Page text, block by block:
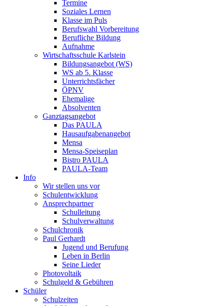
Termine
Soziales Lernen
Klasse im Puls
Berufswahl Vorbereitung
Berufliche Bildung
Aufnahme
Wirtschaftsschule Karlstein
Bildungsangebot (WS)
WS ab 5. Klasse
Unterrichtsfächer
ÖPNV
Ehemalige
Absolventen
Ganztagsangebot
Das PAULA
Hausaufgabenangebot
Mensa
Mensa-Speiseplan
Bistro PAULA
PAULA-Team
Info
Wir stellen uns vor
Schulentwicklung
Ansprechpartner
Schulleitung
Schulverwaltung
Schulchronik
Paul Gerhardt
Jugend und Berufung
Leben in Berlin
Seine Lieder
Photovoltaik
Schulgeld & Gebühren
Schüler
Schulzeiten